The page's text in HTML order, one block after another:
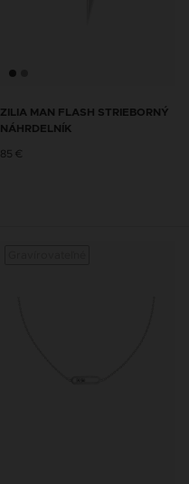
ZILIA MAN FLASH STRIEBORNÝ
NÁHRDELNÍK
85 €